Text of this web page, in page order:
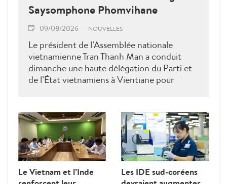
Saysomphone Phomvihane
09/08/2026 NOUVELLES
Le président de l’Assemblée nationale
vietnamienne Tran Thanh Man a conduit
dimanche une haute délégation du Parti et
de l’État vietnamiens à Vientiane pour
Phomvihane, soulignant ses contributions
au renforcement des relations d’amitié et
de solidarité entre les deux pays.
Le Vietnam et l’Inde
Les IDE sud-coréens